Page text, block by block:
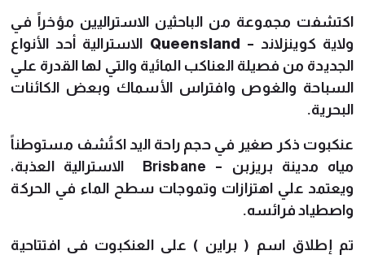
اكتشفت مجموعة من الباحثين الاستراليين مؤخراً في
ولاية كوينزلاند –
Queensland الاسترالية أحد الأنواع
الجديدة من فصيلة العناكب المائية والتي لها القدرة علي
السباحة والغوص وافتراس الأسماك وبعض الكائنات
البحرية.
عنكبوت ذكر صغير في حجم راحة اليد اكتُشف مستوطناً
مياه مدينة بريزبن – Brisbane الاسترالية العذبة،
ويعتمد علي اهتزازات وتموجات سطح الماء في الحركة
واصطياد فرائسه.
تم إطلاق اسم ( براين ) علي العنكبوت في افتتاحية